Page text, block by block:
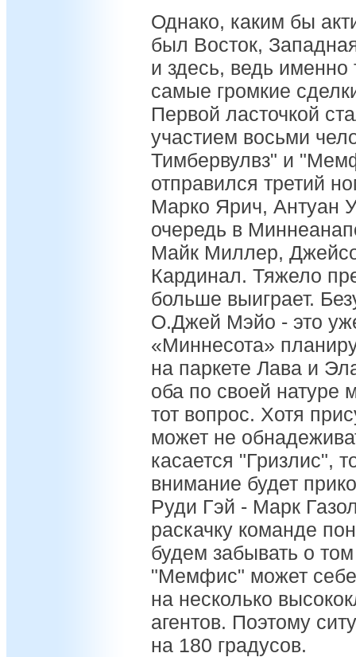
Однако, каким бы
был Восток,
и здесь, ведь именно
самые громкие
Первой ласточкой
участием восьми
Тимбервулвз" и
отправился третий
Марко Ярич, Антуан
очередь в
Майк Миллер,
Кардинал. Тяжело
больше выиграет.
О.Джей Мэйо - это
«Миннесота»
на паркете Лава и
оба по своей
тот вопрос. Хотя
может не
касается "Гризлис",
внимание будет
Руди Гэй - Марк
раскачку команде
будем забывать о
"Мемфис" может себе
на несколько
агентов. Поэтому
на 180 градусов.